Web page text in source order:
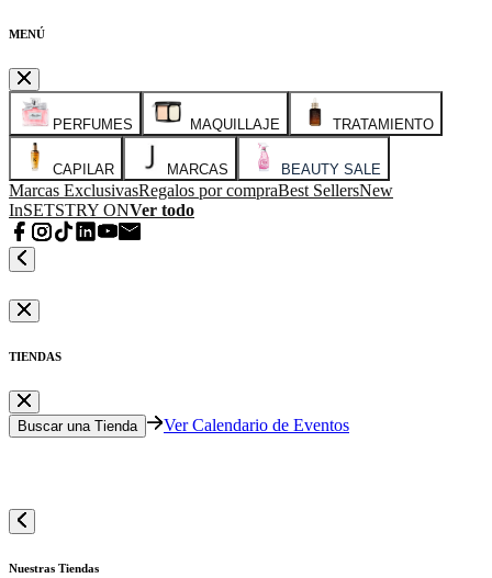
MENÚ
PERFUMES MAQUILLAJE TRATAMIENTO
CAPILAR MARCAS BEAUTY SALE
Marcas ExclusivasRegalos por compraBest SellersNew
InSETSTRY ONVer todo
TIENDAS
Buscar una Tienda Ver Calendario de Eventos
Nuestras Tiendas